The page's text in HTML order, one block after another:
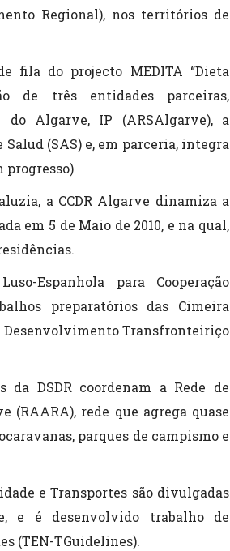
Regional), nos territórios de
fila do projecto MEDITA “Dieta
de três entidades parceiras,
do Algarve, IP (ARSAlgarve), a
(SAS) e, em parceria, integra
progresso)
a CCDR Algarve dinamiza a
em 5 de Maio de 2010, e na qual,
Espanhola para Cooperação
preparatórios das Cimeira
Desenvolvimento Transfronteiriço
da DSDR coordenam a Rede de
rede que agrega quase
parques de campismo e
e Transportes são divulgadas
e é desenvolvido trabalho de
(TEN-TGuidelines).